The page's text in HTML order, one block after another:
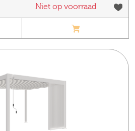
Niet op voorraad